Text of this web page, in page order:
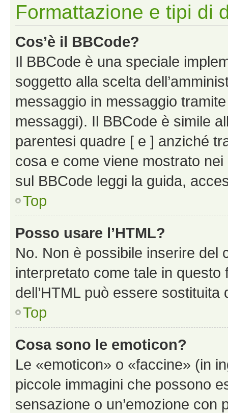
Formattazione e tipi di
Cos’è il BBCode?
Il BBCode è una speciale
soggetto alla scelta
messaggio in messaggio
messaggi). Il BBCode è simile
parentesi quadre [ e ] anziché
cosa e come viene mostrato
sul BBCode leggi la guida,
Top
Posso usare l’HTML?
No. Non è possibile inserire del
interpretato come tale in
dell’HTML può essere sostituita
Top
Cosa sono le emoticon?
Le «emoticon» o «faccine» (in
piccole immagini che possono
sensazione o un’emozione